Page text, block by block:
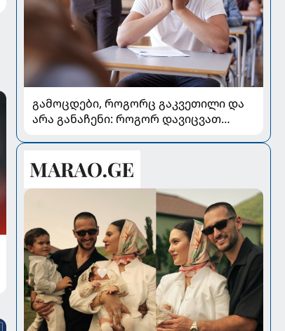
გამოცდები, როგორც გაკვეთილი და
არა განაჩენი: როგორ დავიცვათ